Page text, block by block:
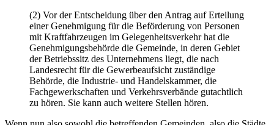
(2) Vor der Entscheidung über den Antrag auf Erteilung
einer Genehmigung für die Beförderung von Personen
mit Kraftfahrzeugen im Gelegenheitsverkehr hat die
Genehmigungsbehörde die Gemeinde, in deren Gebiet
der Betriebssitz des Unternehmens liegt, die nach
Landesrecht für die Gewerbeaufsicht zuständige
Behörde, die Industrie- und Handelskammer, die
Fachgewerkschaften und Verkehrsverbände gutachtlich
zu hören. Sie kann auch weitere Stellen hören.